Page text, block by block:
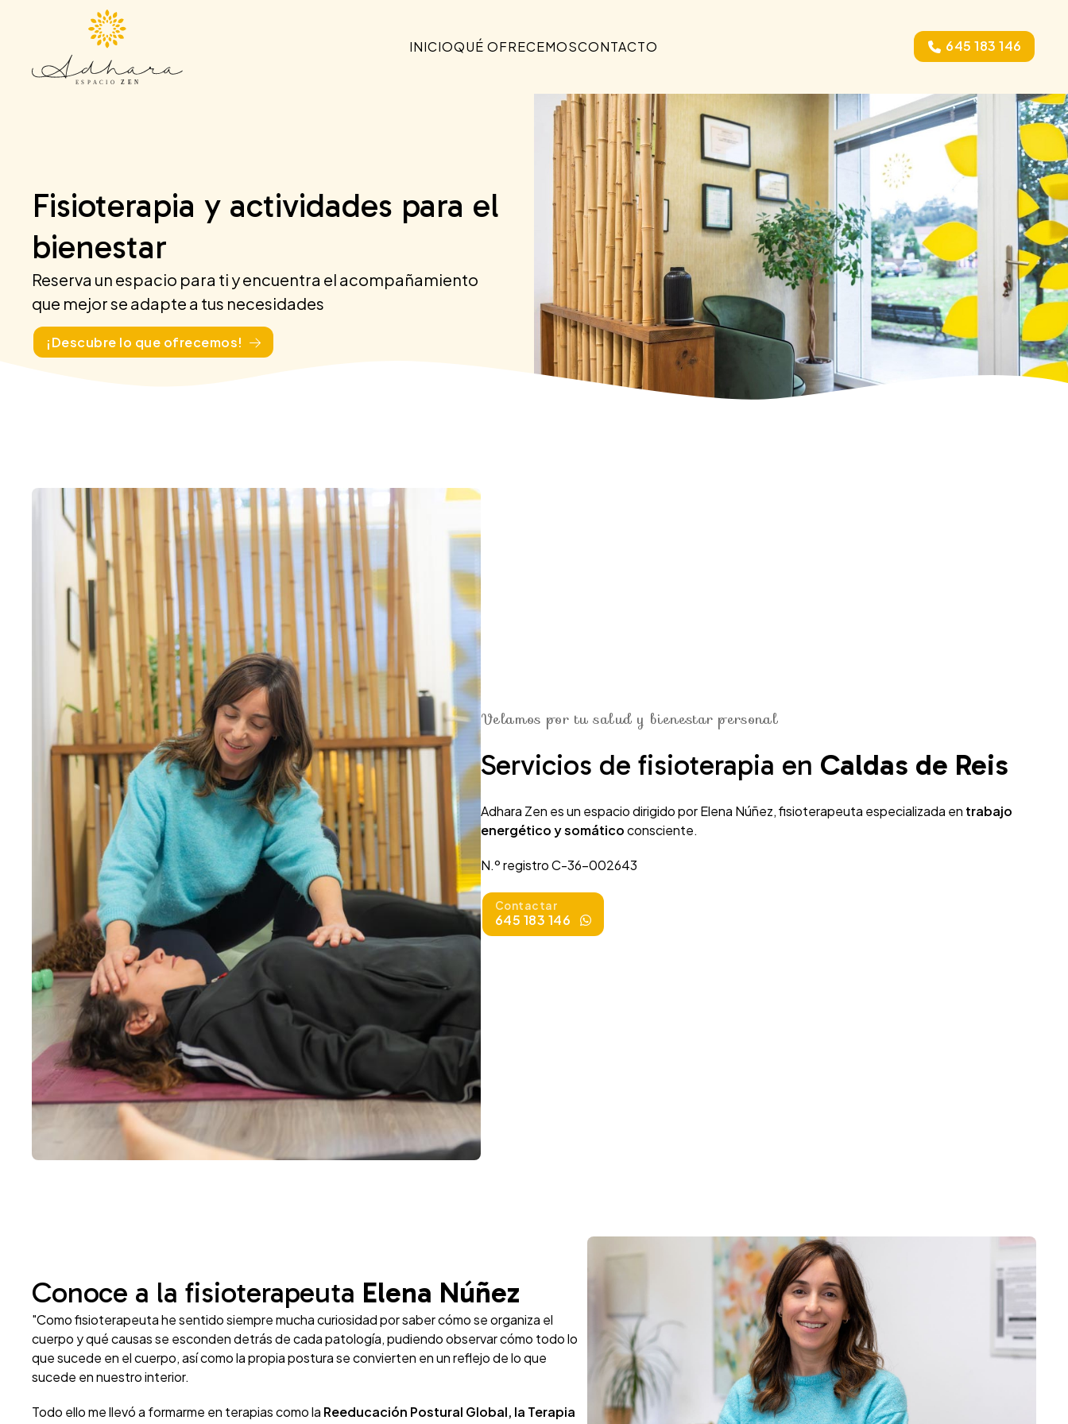
INICIOQUÉ OFRECEMOSCONTACTO 645 183 146
Fisioterapia y actividades para el
bienestar
Reserva un espacio para ti y encuentra el acompañamiento
que mejor se adapte a tus necesidades
¡Descubre lo que ofrecemos!
Velamos por tu salud y bienestar personal
Servicios de fisioterapia en Caldas de Reis
Adhara Zen es un espacio dirigido por Elena Núñez, fisioterapeuta especializada en trabajo
energético y somáticoconsciente.
N.º registro C-36-002643
Contactar
645 183 146
Conoce a la fisioterapeuta Elena Núñez
"Como fisioterapeuta he sentido siempre mucha curiosidad por saber cómo se organiza el
cuerpo y qué causas se esconden detrás de cada patología, pudiendo observar cómo todo lo
que sucede en el cuerpo, así como la propia postura se convierten en un reflejo de lo que
sucede en nuestro interior.
Todo ello me llevó a formarme en terapias como la Reeducación Postural Global, la Terapia